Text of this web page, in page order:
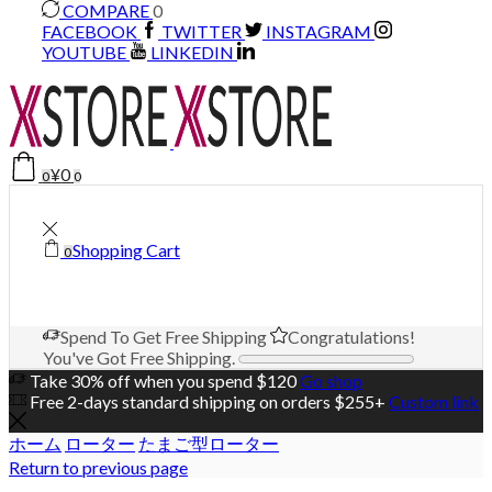
COMPARE0
FACEBOOK
TWITTER
INSTAGRAM
YOUTUBE
LINKEDIN
0¥0 0
0Shopping Cart
Spend To Get Free Shipping
Congratulations!
You've Got Free Shipping.
Take 30% off when you spend $120Go shop
Free 2-days standard shipping on orders $255+ Custom link
ホーム ローター たまご型ローター
Return to previous page